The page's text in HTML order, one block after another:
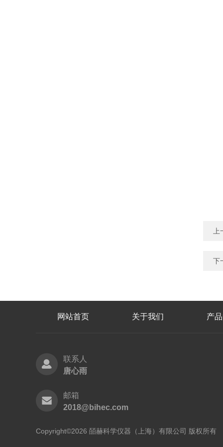
下
网站首页 关于我们 产
联系人
唐心雨
邮箱
2018@bihec.com
Copyright©2026 皕赫科学仪器（上海）有限公司 版权所